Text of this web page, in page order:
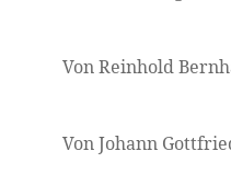
Von Reinhold
Von Johann